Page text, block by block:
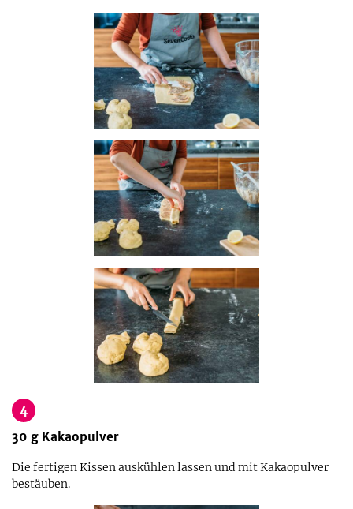
4
30 g Kakaopulver
Die fertigen Kissen auskühlen lassen und mit Kakaopulver
bestäuben.